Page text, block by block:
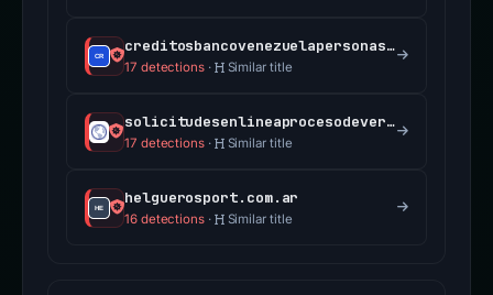
creditosbancovenezuelapersonasss.netlify.app
17 detections· Similar title
solicitudesenlineaprocesodeverifica.vercel.app
17 detections· Similar title
helguerosport.com.ar
16 detections· Similar title